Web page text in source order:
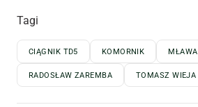
Tagi
CIĄGNIK TD5 KOMORNIK MŁAWA
RADOSŁAW ZAREMBA TOMASZ WIEJA